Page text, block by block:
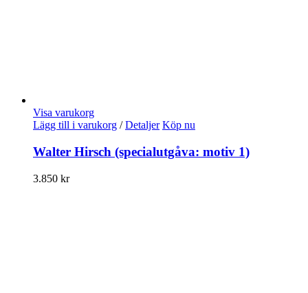
Visa varukorg
Lägg till i varukorg / Detaljer Köp nu
Walter Hirsch (specialutgåva: motiv 1)
3.850 kr